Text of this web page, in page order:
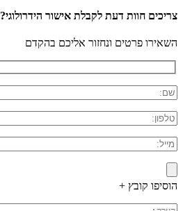
צריכים חוות דעת לקבלת אישור הידרולוגי?
השאירו פרטים ונחזור אליכם בהקדם
הוסיפו קובץ +